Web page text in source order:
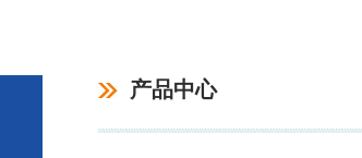
产品中心